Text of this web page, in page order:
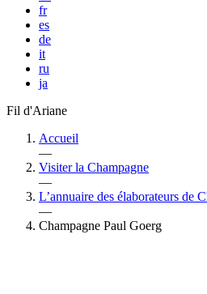
fr
es
de
it
ru
ja
Fil d'Ariane
Accueil
—
Visiter la Champagne
—
L’annuaire des élaborateurs de
—
Champagne Paul Goerg